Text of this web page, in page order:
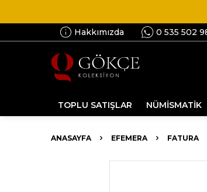
Hakkımızda 0 535 502
TOPLU SATIŞLAR NÜMİSMATİK
ANASAYFA EFEMERA FATURA